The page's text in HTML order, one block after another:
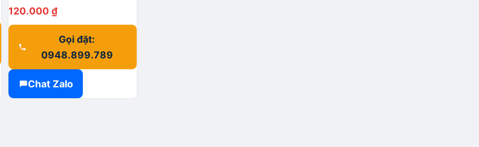
120.000 ₫
Gọi đặt:
0948.899.789
Chat Zalo